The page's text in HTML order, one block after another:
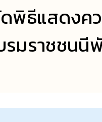
พิธีแสดงค
รมราชชนนี